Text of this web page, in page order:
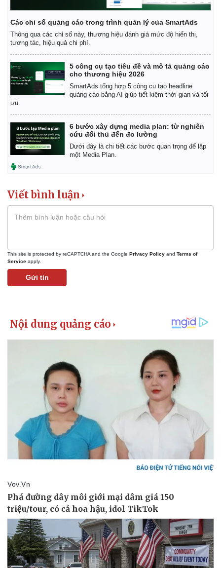
Bất động sản
Khởi nghiệp
Giá vàng
Tiêu dùng
Pháp luật
Vụ án
Tin nóng
Tư vấn luật
Quân sự - Quốc phòng
Vũ khí
Việt Nam
Phân tích
Các chỉ số quảng cáo trong trình quản lý của SmartAds
Thông qua các chỉ số này, thương hiệu đánh giá mức độ hiển thị,
tương tác, hiệu quả chi phí.
5 công cụ tạo tiêu đề và mô tả quảng cáo
cho thương hiệu 2026
SmartAds tổng hợp 5 công cụ tạo headline
quảng cáo bằng AI giúp tiết kiệm thời gian và tối
ưu.
6 bước xây dựng media plan: từ nghiên
cứu đối thủ đến đo lường
Dưới đây là chi tiết các bước quan trọng để lập
một Media Plan.
Viết bình luận
This site is protected by reCAPTCHA and the Google Privacy Policy and Terms of
Service apply.
Gửi tin